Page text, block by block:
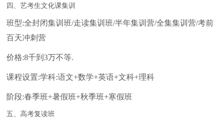
四、艺考生文化课集训
班型:全封闭集训班/走读集训班/半年集训营/全集集训营/考前
百天冲刺营
价格:8千到3万不等.
课程设置:学科:语文+数学+英语+文科+理科
阶段:春季班+暑假班+秋季班+寒假班
五、高考复读班